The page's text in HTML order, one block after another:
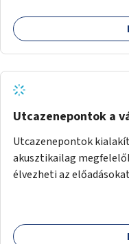
Utcazenepontok a
Utcazenepontok
akusztikailag
élvezheti az